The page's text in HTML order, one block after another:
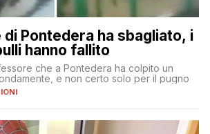
Pontedera ha sbagliato, i
hanno fallito
che a Pontedera ha colpito un
e non certo solo per il pugno